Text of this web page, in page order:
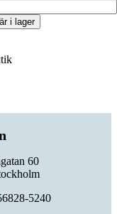
i lager
60
5240